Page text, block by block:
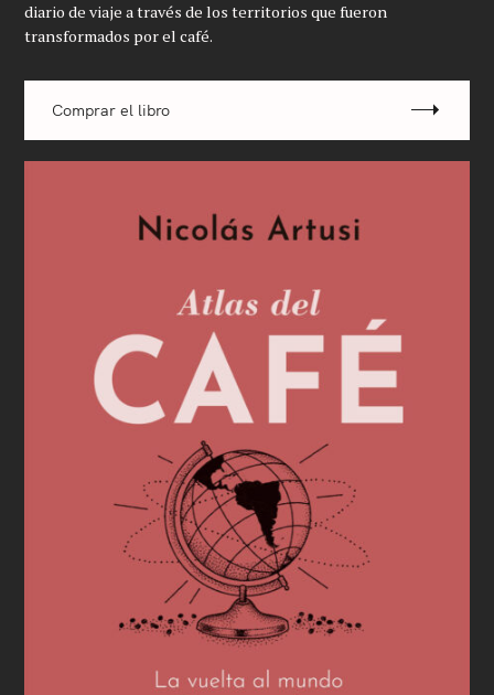
diario de viaje a través de los territorios que fueron
transformados por el café.
Comprar el libro